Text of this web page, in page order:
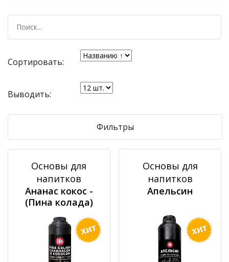
Сортировать:
Выводить:
Фильтры
Основы для
напитков
Ананас кокос -
(Пина колада)
Основы для
напитков
Апельсин